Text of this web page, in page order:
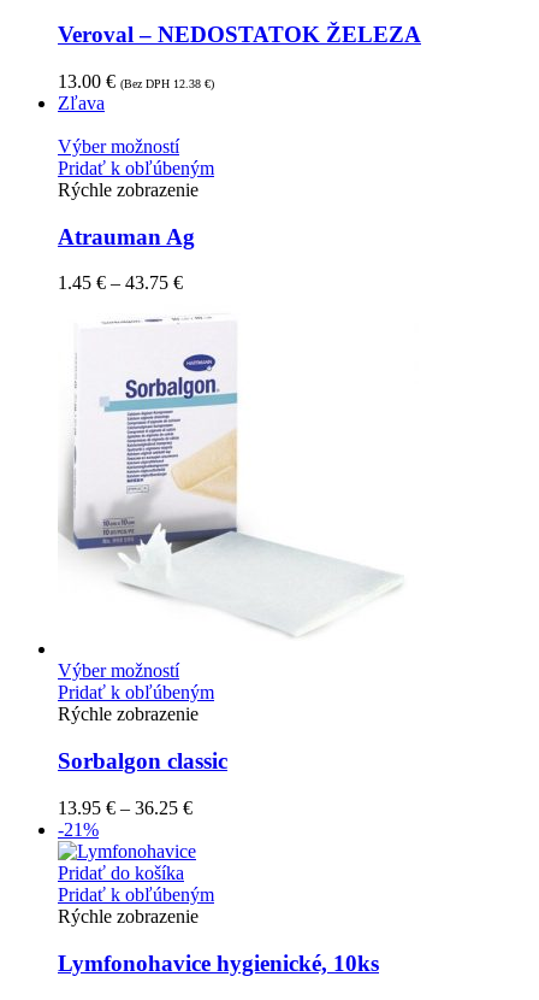
Veroval – NEDOSTATOK ŽELEZA
13.00 € (Bez DPH 12.38 €)
Zľava
Výber možností
Pridať k obľúbeným
Rýchle zobrazenie
Atrauman Ag
1.45 € – 43.75 €
Výber možností
Pridať k obľúbeným
Rýchle zobrazenie
Sorbalgon classic
13.95 € – 36.25 €
-21%
Pridať do košíka
Pridať k obľúbeným
Rýchle zobrazenie
Lymfonohavice hygienické, 10ks